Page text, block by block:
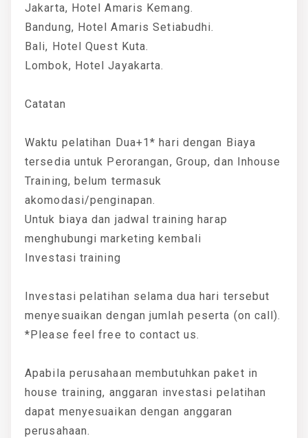
Jakarta, Hotel Amaris Kemang.
Bandung, Hotel Amaris Setiabudhi.
Bali, Hotel Quest Kuta.
Lombok, Hotel Jayakarta.
Catatan
Waktu pelatihan Dua+1* hari dengan Biaya
tersedia untuk Perorangan, Group, dan Inhouse
Training, belum termasuk
akomodasi/penginapan.
Untuk biaya dan jadwal training harap
menghubungi marketing kembali
Investasi training
Investasi pelatihan selama dua hari tersebut
menyesuaikan dengan jumlah peserta (on call).
*Please feel free to contact us.
Apabila perusahaan membutuhkan paket in
house training, anggaran investasi pelatihan
dapat menyesuaikan dengan anggaran
perusahaan.